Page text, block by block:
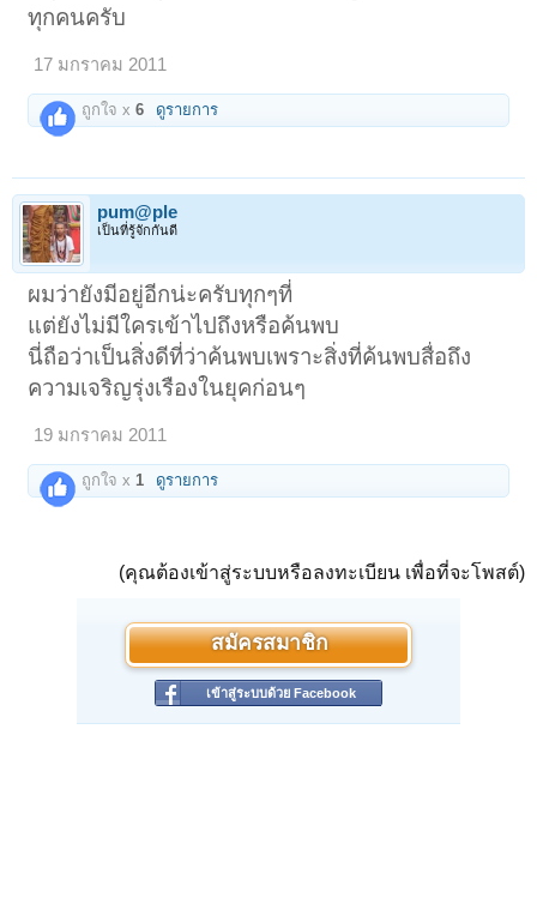
ทุกคนครับ
17 มกราคม 2011
ถูกใจ x6 ดูรายการ
pum@ple
เป็นที่รู้จักกันดี
ผมว่ายังมีอยู่อีกน่ะครับทุกๆที่
แต่ยังไม่มีใครเข้าไปถึงหรือค้นพบ
นี่ถือว่าเป็นสิ่งดีที่ว่าค้นพบเพราะสิ่งที่ค้นพบสื่อถึง
ความเจริญรุ่งเรืองในยุคก่อนๆ
19 มกราคม 2011
ถูกใจ x1 ดูรายการ
(คุณต้องเข้าสู่ระบบหรือลงทะเบียน เพื่อที่จะโพสต์)
สมัครสมาชิก
เข้าสู่ระบบด้วย Facebook